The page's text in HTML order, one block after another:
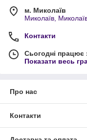
м. Миколаїв
Миколаїв,
Контакти
Сьогодні працює
Показати весь
Про нас
Контакти